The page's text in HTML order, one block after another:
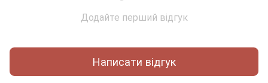
Додайте перший відгук
Написати відгук